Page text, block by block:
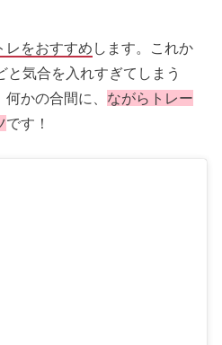
レをおすすめ します。これか
と気合を入れすぎてしまう
かの合間に、 ながらトレー
です！